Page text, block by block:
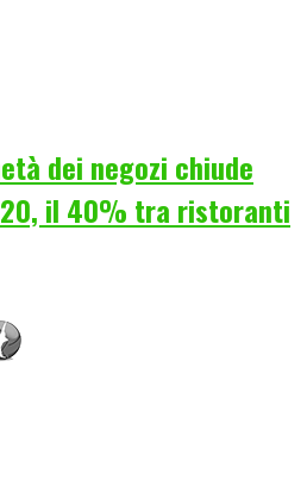
dei negozi chiude
il 40% tra ristoranti